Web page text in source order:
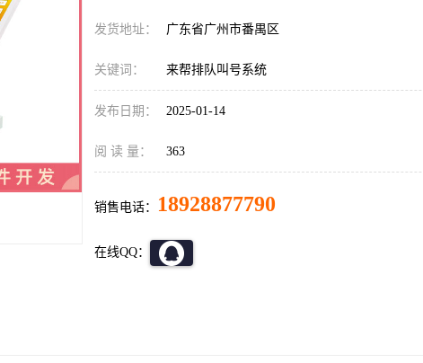
发货地址： 广东省广州市番禺区
关键词： 来帮排队叫号系统
发布日期： 2025-01-14
阅 读 量： 363
销售电话： 18928877790
在线QQ：